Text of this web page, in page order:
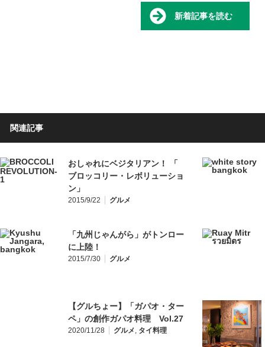
新着記事を読む
関連記事
おしゃれにベジタリアン！ 「
ブロッコリー・レボリューショ
ン」
2015/9/22 グルメ
「九州じゃんがら」がトンロー
に上陸！
2015/7/30 グルメ
【グルちょー】「ガパオ・ター
ペ」の創作ガパオ料理 Vol.27
2020/11/28 グルメ, タイ料理